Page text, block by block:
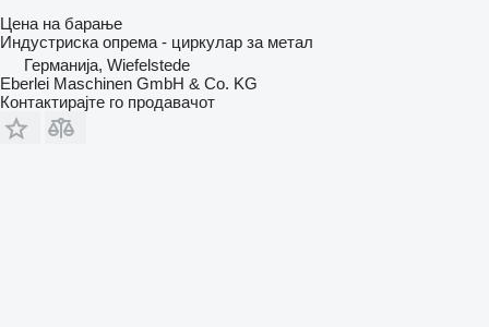
Цена на барање
Индустриска опрема - циркулар за метал
Германија, Wiefelstede
Eberlei Maschinen GmbH & Co. KG
Контактирајте го продавачот